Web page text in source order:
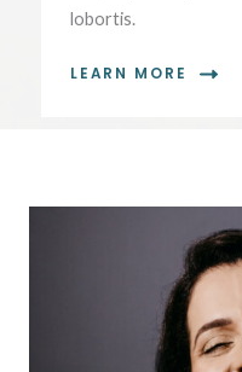
lobortis.
LEARN MORE